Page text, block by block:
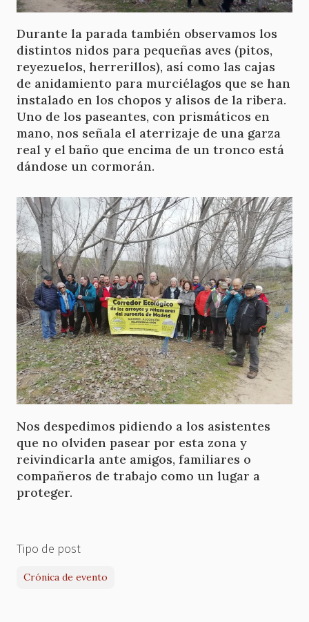
Durante la parada también observamos los
distintos nidos para pequeñas aves (pitos,
reyezuelos, herrerillos), así como las cajas
de anidamiento para murciélagos que se han
instalado en los chopos y alisos de la ribera.
Uno de los paseantes, con prismáticos en
mano, nos señala el aterrizaje de una garza
real y el baño que encima de un tronco está
dándose un cormorán.
Nos despedimos pidiendo a los asistentes
que no olviden pasear por esta zona y
reivindicarla ante amigos, familiares o
compañeros de trabajo como un lugar a
proteger.
Tipo de post
Crónica de evento